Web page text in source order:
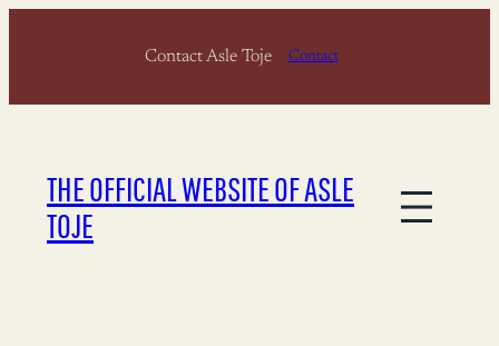
Contact Asle Toje Contact
THE OFFICIAL WEBSITE OF ASLE
TOJE